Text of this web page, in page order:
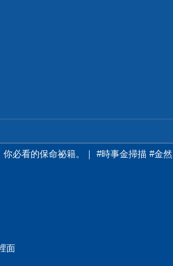
必看的保命祕籍。｜ #時事金掃描 #金然
面